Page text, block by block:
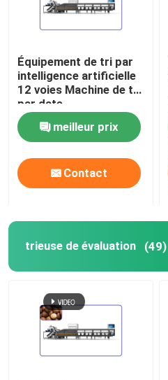
Équipement de tri par
intelligence artificielle
12 voies Machine de tri
par date
meilleur prix
Contact
trieuse de évaluation (49)